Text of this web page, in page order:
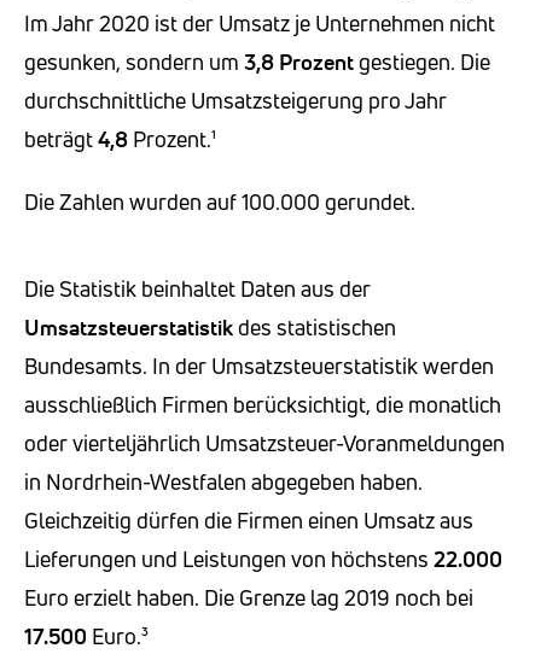
Im Jahr 2020 ist der Umsatz je Unternehmen nicht
gesunken, sondern um 3,8 Prozentgestiegen. Die
durchschnittliche Umsatzsteigerung pro Jahr
beträgt4,8 Prozent.¹
Die Zahlen wurden auf 100.000 gerundet.
Die Statistik beinhaltet Daten aus der
Umsatzsteuerstatistikdes statistischen
Bundesamts. In der Umsatzsteuerstatistik werden
ausschließlich Firmen berücksichtigt, die monatlich
oder vierteljährlich Umsatzsteuer-Voranmeldungen
in Nordrhein-Westfalen abgegeben haben.
Gleichzeitig dürfen die Firmen einen Umsatz aus
Lieferungen und Leistungen von höchstens 22.000
Euro erzielt haben. Die Grenze lag 2019 noch bei
17.500 Euro.³